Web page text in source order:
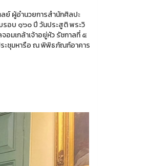
ย์ ผู้อำนวยการสำนักศิลปะ
รอบ ๑๖๐ ปี วันประสูติ พระวิ
มเกล้าเจ้าอยู่หัว รัชกาลที่ ๕
ะชุมหารือ ณ พิพิธภัณฑ์อาคาร